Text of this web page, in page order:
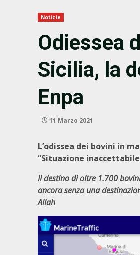
Notizie
Odiessea
Sicilia, la
Enpa
11 Marzo 2021
L’odissea dei bovini in
“Situazione
Il destino di oltre 1.700
ancora senza una
Allah